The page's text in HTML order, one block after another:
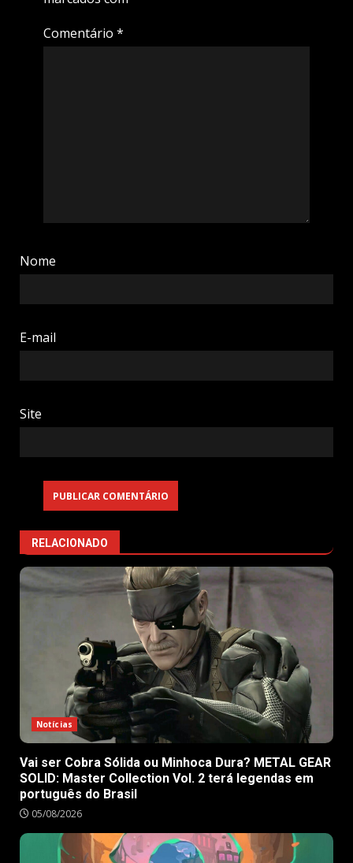
Comentário *
Nome
E-mail
Site
RELACIONADO
Notícias
Vai ser Cobra Sólida ou Minhoca Dura? METAL GEAR
SOLID: Master Collection Vol. 2 terá legendas em
português do Brasil
05/08/2026